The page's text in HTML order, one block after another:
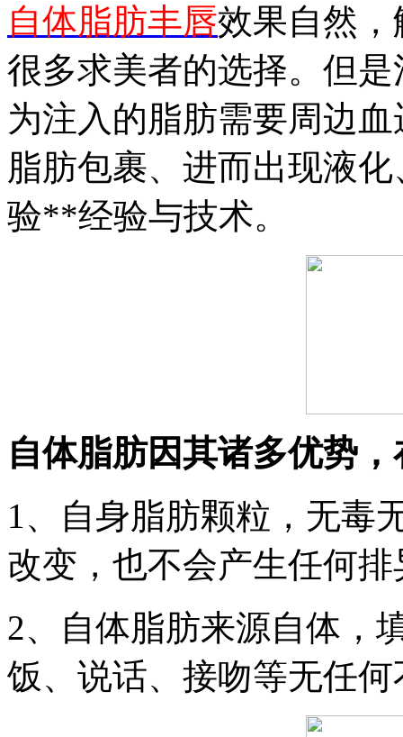
自体脂肪丰唇效果自然
很多求美者的选择。但
为注入的脂肪需要周边
脂肪包裹、进而出现液
验**经验与技术。
自体脂肪因其诸多优势
1、自身脂肪颗粒，无毒
改变，也不会产生任何
2、自体脂肪来源自体，
饭、说话、接吻等无任